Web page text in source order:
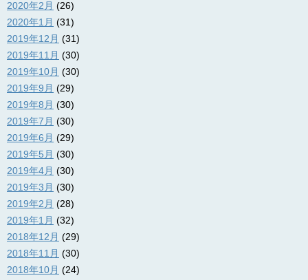
2020年2月 (26)
2020年1月 (31)
2019年12月 (31)
2019年11月 (30)
2019年10月 (30)
2019年9月 (29)
2019年8月 (30)
2019年7月 (30)
2019年6月 (29)
2019年5月 (30)
2019年4月 (30)
2019年3月 (30)
2019年2月 (28)
2019年1月 (32)
2018年12月 (29)
2018年11月 (30)
2018年10月 (24)